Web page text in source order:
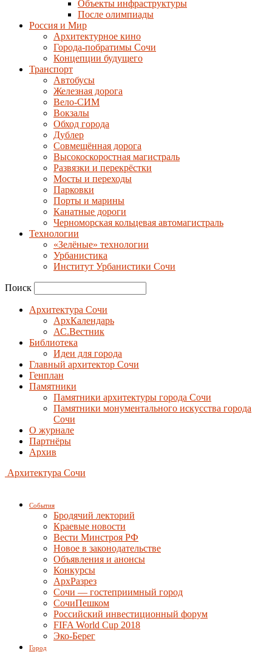
Объекты инфраструктуры
После олимпиады
Россия и Мир
Архитектурное кино
Города-побратимы Сочи
Концепции будущего
Транспорт
Автобусы
Железная дорога
Вело-СИМ
Вокзалы
Обход города
Дублер
Совмещённая дорога
Высокоскоростная магистраль
Развязки и перекрёстки
Мосты и переходы
Парковки
Порты и марины
Канатные дороги
Черноморская кольцевая автомагистраль
Технологии
«Зелёные» технологии
Урбанистика
Институт Урбанистики Сочи
Поиск
Архитектура Сочи
АрхКалендарь
АС.Вестник
Библиотека
Идеи для города
Главный архитектор Сочи
Генплан
Памятники
Памятники архитектуры города Сочи
Памятники монументального искусства города
Сочи
О журнале
Партнёры
Архив
Архитектура Сочи
События
Бродячий лекторий
Краевые новости
Вести Минстроя РФ
Новое в законодательстве
Объявления и анонсы
Конкурсы
АрхРазрез
Сочи — гостеприимный город
СочиПешком
Российский инвестиционный форум
FIFA World Cup 2018
Эко-Берег
Город